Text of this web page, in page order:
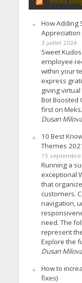
How Adding
Appreciation
3 juillet 2024
Sweet
employee
within your
express
giving virtual
Bot Boosted
first on Meks.
Dusan
10 Best
Themes
15 septembre
Running a
exceptional
that
customers.
navigation,
need. The
represent
Explore the
Dusan
How to
fixes)